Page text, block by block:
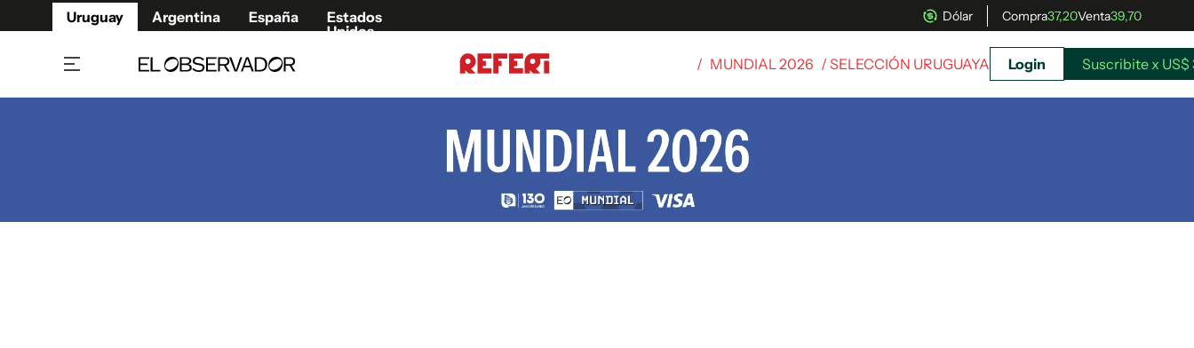
Uruguay Argentina España
Estados
Unidos
Dólar Compra37,20Venta39,70
/ MUNDIAL 2026 / SELECCIÓN URUGUAYA Login Suscribite x US$